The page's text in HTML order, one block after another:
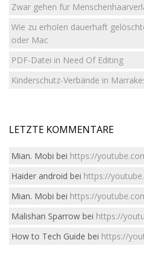
Zwar gehen für
Wie zu erholen dauerhaft
oder Mac
PDF-Datei in Need Of Editing
Kinderschutz-Verbände in
LETZTE KOMMENTARE
Mian. Mobi bei https://
Haider android bei https://
Mian. Mobi bei https://
Malishan Sparrowbei https://
How to Tech Guide bei https://